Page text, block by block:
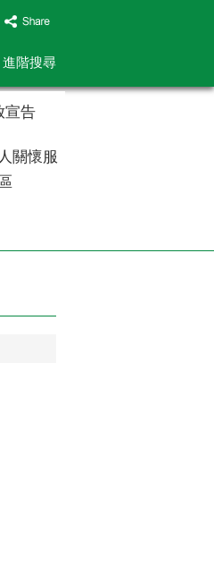
進階搜尋
宣告
關懷服